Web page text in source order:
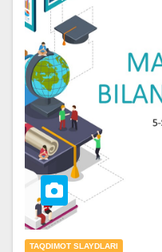
TAQDIMOT SLAYDLARI